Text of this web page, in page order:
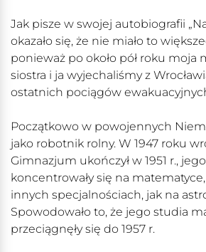
Jak pisze w swojej autobiografii
okazało się, że nie miało to
ponieważ po około pół roku moja
siostra i ja wyjechaliśmy z
ostatnich pociągów
Początkowo w powojennych
jako robotnik rolny. W 1947 roku
Gimnazjum ukończył w 1951 r.,
koncentrowały się na
innych specjalnościach, jak na
Spowodowało to, że jego studia
przeciągnęły się do 1957 r.